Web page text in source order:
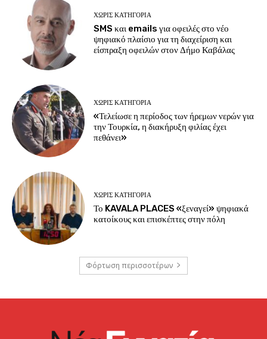
ΧΩΡΊΣ ΚΑΤΗΓΟΡΊΑ
SMS και emails για οφειλές στο νέο
ψηφιακό πλαίσιο για τη διαχείριση και
είσπραξη οφειλών στον Δήμο Καβάλας
ΧΩΡΊΣ ΚΑΤΗΓΟΡΊΑ
«Τελείωσε η περίοδος των ήρεμων νερών για
την Τουρκία, η διακήρυξη φιλίας έχει
πεθάνει»
ΧΩΡΊΣ ΚΑΤΗΓΟΡΊΑ
Το KAVALA PLACES «ξεναγεί» ψηφιακά
κατοίκους και επισκέπτες στην πόλη
Φόρτωση περισσοτέρων